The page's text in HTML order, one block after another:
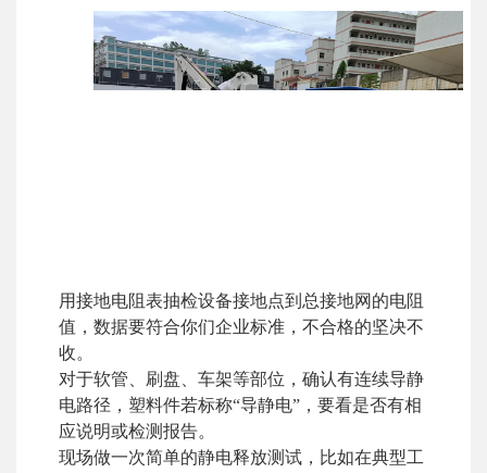
用接地电阻表抽检设备接地点到总接地网的电阻
值，数据要符合你们企业标准，不合格的坚决不
收。
对于软管、刷盘、车架等部位，确认有连续导静
电路径，塑料件若标称“导静电”，要看是否有相
应说明或检测报告。
现场做一次简单的静电释放测试，比如在典型工